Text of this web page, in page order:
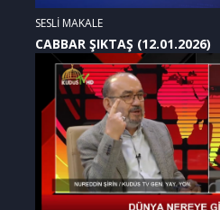
SESLİ MAKALE
CABBAR ŞIKTAŞ (12.01.2026)